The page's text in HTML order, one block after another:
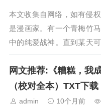
本文收集自网络，如有侵
是漫画家。有一个青梅竹
中的纯爱战神。直到某天
统，觉醒了奇怪的兴趣。“
网文推荐:《糟糕，我
（校对全本）TXT下载
admin 10个月前